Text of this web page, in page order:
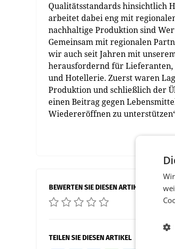
Qualitätsstandards hinsichtlich
arbeitet dabei eng mit
nachhaltige Produktion sind
Gemeinsam mit regionalen
wir auch seit Jahren mit
herausfordernd für Lieferanten,
und Hotellerie. Zuerst waren
Produktion und schließlich der
einen Beitrag gegen
Wiedereröffnen zu
BEWERTEN SIE DIESEN ARTIKEL
TEILEN SIE DIESEN ARTIKEL